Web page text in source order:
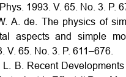
1993. V. 65. No. 3. P.
A. de. The physics of
aspects and simple
V. 65. No. 3. P. 611–676.
L. B. Recent